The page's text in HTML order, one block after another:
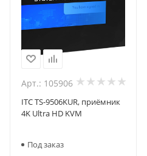
Арт.: 105906
ITC TS-9506KUR, приёмник
4K Ultra HD KVM
Под заказ